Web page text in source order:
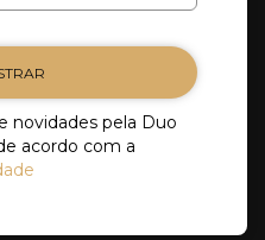
novidades pela Duo
acordo com a